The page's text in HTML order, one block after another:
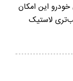
این امکان
لاستیک